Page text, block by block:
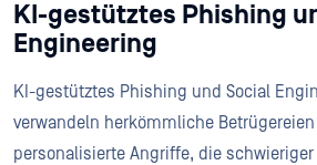
KI-gestütztes Phishing
Engineering
KI-gestütztes Phishing und Social
verwandeln herkömmliche
personalisierte Angriffe, die